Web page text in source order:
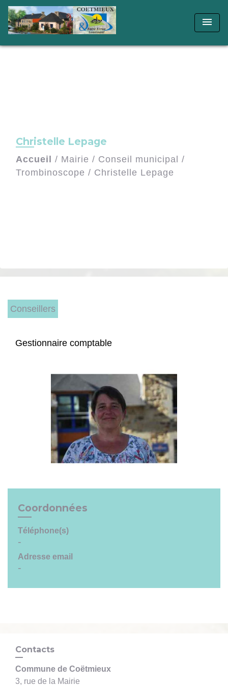
menu
Christelle Lepage
Accueil / Mairie / Conseil municipal /
Trombinoscope / Christelle Lepage
Conseillers
Gestionnaire comptable
Coordonnées
Téléphone(s)
-
Adresse email
-
Contacts
Commune de Coëtmieux
3, rue de la Mairie